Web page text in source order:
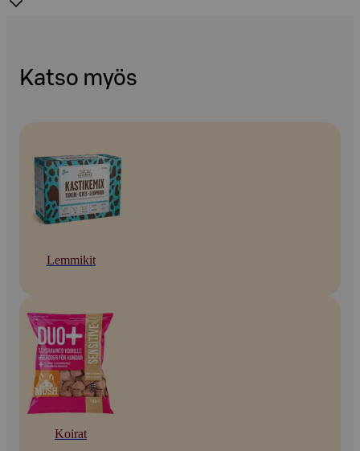
Katso myös
Lemmikit
Koirat